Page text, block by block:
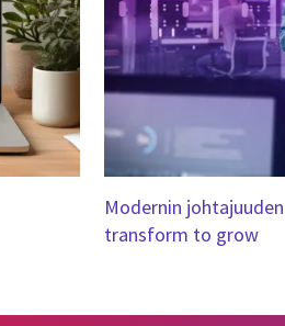
Modernin
transform to grow